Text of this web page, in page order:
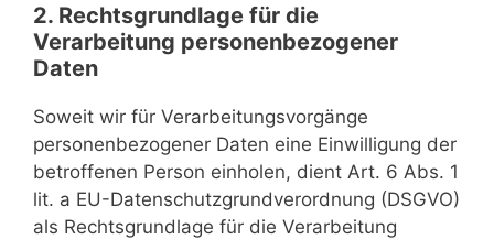
2. Rechtsgrundlage für die
Verarbeitung personenbezogener
Daten
Soweit wir für Verarbeitungsvorgänge
personenbezogener Daten eine Einwilligung der
betroffenen Person einholen, dient Art. 6 Abs. 1
lit. a EU-Datenschutzgrundverordnung (DSGVO)
als Rechtsgrundlage für die Verarbeitung